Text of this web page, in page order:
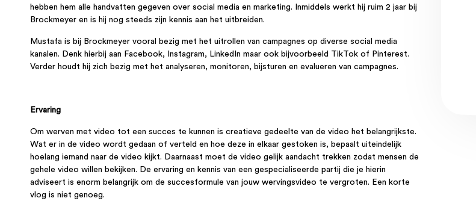
hebben hem alle handvatten gegeven over social media en marketing. Inmiddels werkt hij ruim 2 jaar bij
Brockmeyer en is hij nog steeds zijn kennis aan het uitbreiden.
Mustafa is bij Brockmeyer vooral bezig met het uitrollen van campagnes op diverse social media
kanalen. Denk hierbij aan Facebook, Instagram, LinkedIn maar ook bijvoorbeeld TikTok of Pinterest.
Verder houdt hij zich bezig met het analyseren, monitoren, bijsturen en evalueren van campagnes.
Ervaring
Om werven met video tot een succes te kunnen is creatieve gedeelte van de video het belangrijkste.
Wat er in de video wordt gedaan of verteld en hoe deze in elkaar gestoken is, bepaalt uiteindelijk
hoelang iemand naar de video kijkt. Daarnaast moet de video gelijk aandacht trekken zodat mensen de
gehele video willen bekijken. De ervaring en kennis van een gespecialiseerde partij die je hierin
adviseert is enorm belangrijk om de succesformule van jouw wervingsvideo te vergroten. Een korte
vlog is niet genoeg.